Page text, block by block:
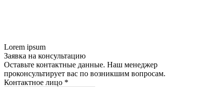
Lorem ipsum
Заявка на консультацию
Оставьте контактные данные. Наш менеджер
проконсультирует вас по возникшим вопросам.
Контактное лицо *